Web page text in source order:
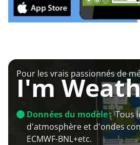
Pour les vrais passionnés de
I'm
Données du modèle : Tous
d'atmosphère et d'ondes
ECMWF-BNL+etc.